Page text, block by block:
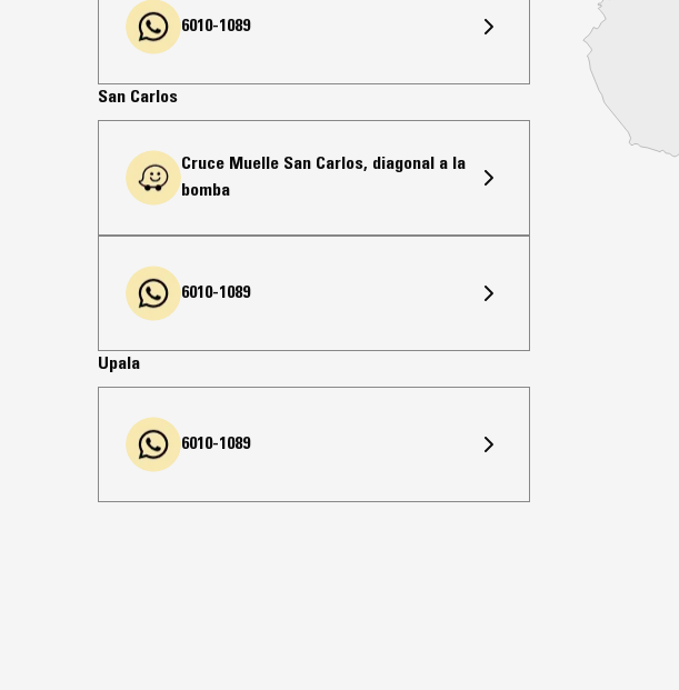
6010-1089
San Carlos
Cruce Muelle San Carlos, diagonal a la
bomba
6010-1089
Upala
6010-1089